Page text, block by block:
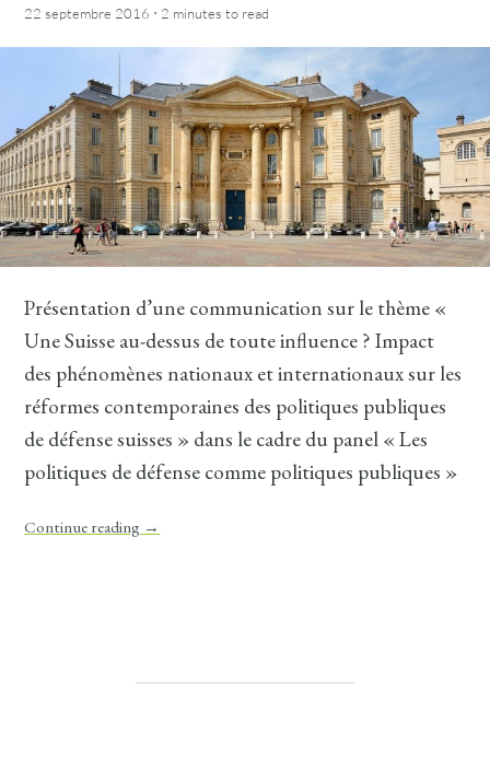
22 septembre 2016 · 2 minutes to read
Présentation d’une communication sur le thème «
Une Suisse au-dessus de toute influence ? Impact
des phénomènes nationaux et internationaux sur les
réformes contemporaines des politiques publiques
de défense suisses » dans le cadre du panel « Les
politiques de défense comme politiques publiques »
Continue reading →